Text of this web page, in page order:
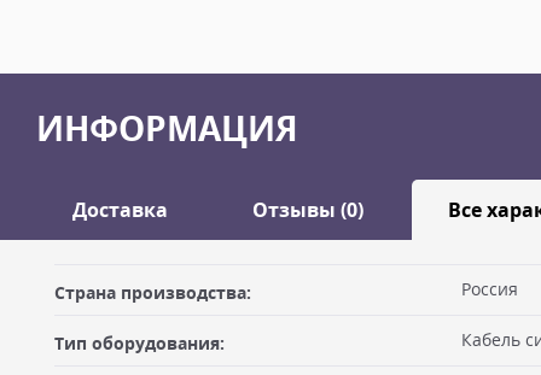
ИНФОРМАЦИЯ
Доставка Отзывы (0) Все
ДОСТАВКА
Самовывоз из офиса
Оставить отзыв
Ваше имя
Страна производства: Россия
Тип оборудования: Кабель